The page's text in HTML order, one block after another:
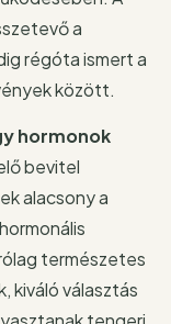
a
régóta ismert a
között.
hormonok
bevitel
alacsony a
természetes
kiváló választás